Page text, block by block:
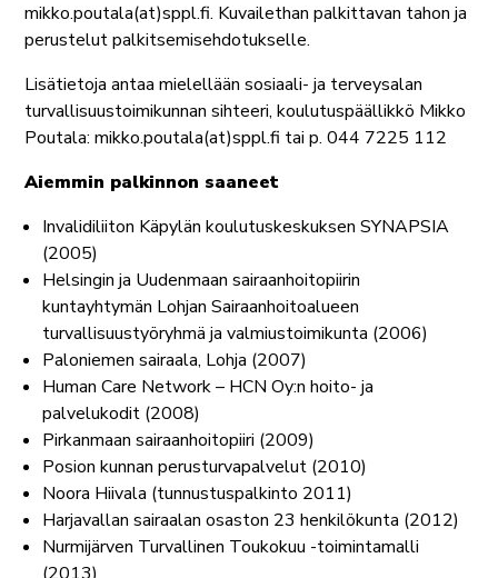
mikko.poutala(at)sppl.fi. Kuvailethan palkittavan tahon ja
perustelut palkitsemisehdotukselle.
Lisätietoja antaa mielellään sosiaali- ja terveysalan
turvallisuustoimikunnan sihteeri, koulutuspäällikkö Mikko
Poutala: mikko.poutala(at)sppl.fi tai p. 044 7225 112
Aiemmin palkinnon saaneet
Invalidiliiton Käpylän koulutuskeskuksen SYNAPSIA
(2005)
Helsingin ja Uudenmaan sairaanhoitopiirin
kuntayhtymän Lohjan Sairaanhoitoalueen
turvallisuustyöryhmä ja valmiustoimikunta (2006)
Paloniemen sairaala, Lohja (2007)
Human Care Network – HCN Oy:n hoito- ja
palvelukodit (2008)
Pirkanmaan sairaanhoitopiiri (2009)
Posion kunnan perusturvapalvelut (2010)
Noora Hiivala (tunnustuspalkinto 2011)
Harjavallan sairaalan osaston 23 henkilökunta (2012)
Nurmijärven Turvallinen Toukokuu -toimintamalli